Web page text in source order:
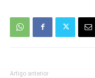
Artigo anterior